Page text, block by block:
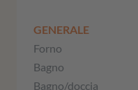
GENERALE
Forno
Bagno
Bagno/doccia